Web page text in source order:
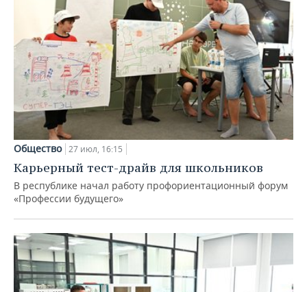
Общество 27 июл, 16:15
Карьерный тест-драйв для школьников
В республике начал работу профориентационный форум
«Профессии будущего»